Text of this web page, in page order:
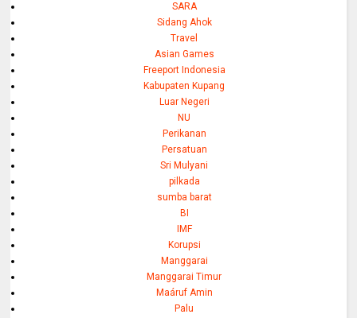
SARA
Sidang Ahok
Travel
Asian Games
Freeport Indonesia
Kabupaten Kupang
Luar Negeri
NU
Perikanan
Persatuan
Sri Mulyani
pilkada
sumba barat
BI
IMF
Korupsi
Manggarai
Manggarai Timur
Maáruf Amin
Palu